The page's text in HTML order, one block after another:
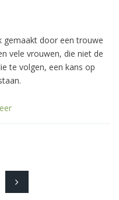
gemaakt door een trouwe
vele vrouwen, die niet de
te volgen, een kans op